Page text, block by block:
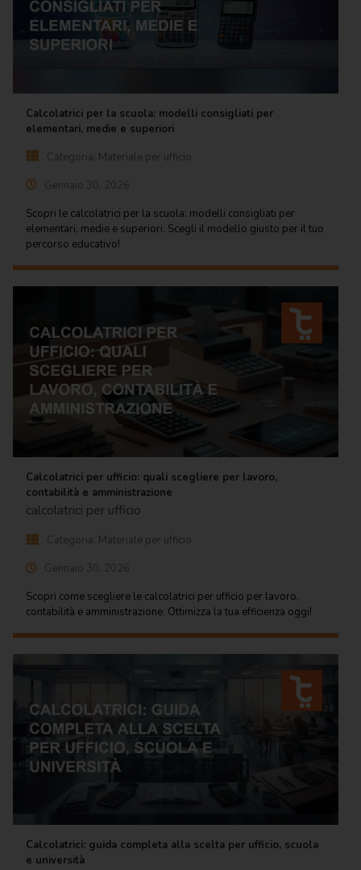
Calcolatrici per la scuola: modelli consigliati per
elementari, medie e superiori
Categoria: Materiale per ufficio
Gennaio 30, 2026
Scopri le calcolatrici per la scuola: modelli consigliati per
elementari, medie e superiori. Scegli il modello giusto per il tuo
percorso educativo!
Calcolatrici per ufficio: quali scegliere per lavoro,
contabilità e amministrazione
calcolatrici per ufficio
Categoria: Materiale per ufficio
Gennaio 30, 2026
Scopri come scegliere le calcolatrici per ufficio per lavoro,
contabilità e amministrazione. Ottimizza la tua efficienza oggi!
Calcolatrici: guida completa alla scelta per ufficio, scuola
e università